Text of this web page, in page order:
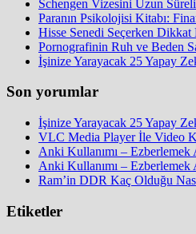
Schengen Vizesini Uzun
Paranın Psikolojisi Kitabı:
Hisse Senedi Seçerken
Pornografinin Ruh ve Beden
İşinize Yarayacak 25 Yapay
Son yorumlar
İşinize Yarayacak 25 Yapay
VLC Media Player İle Video
Anki Kullanımı –
Anki Kullanımı –
Ram’in DDR Kaç Olduğu
Etiketler